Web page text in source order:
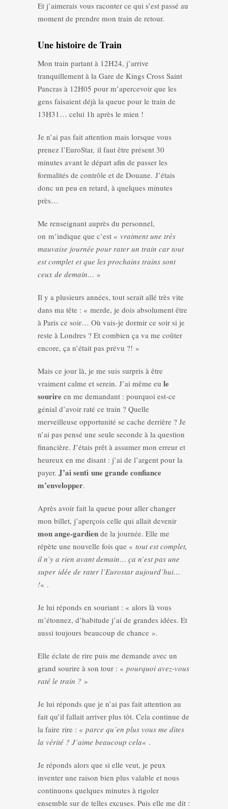
Et j’aimerais vous raconter ce qui s’est passé au
moment de prendre mon train de retour.
Une histoire de Train
Mon train partant à 12H24, j’arrive
tranquillement à la Gare de Kings Cross Saint
Pancras à 12H05 pour m’apercevoir que les
gens faisaient déjà la queue pour le train de
13H31… celui 1h après le mien !
Je n’ai pas fait attention mais lorsque vous
prenez l’EuroStar, il faut être présent 30
minutes avant le départ afin de passer les
formalités de contrôle et de Douane. J’étais
donc un peu en retard, à quelques minutes
près…
Me renseignant auprès du personnel,
on m’indique que c’est « vraiment une très
mauvaise journée pour rater un train car tout
est complet et que les prochains trains sont
ceux de demain… »
Il y a plusieurs années, tout serait allé très vite
dans ma tête : « merde, je dois absolument être
à Paris ce soir… Où vais-je dormir ce soir si je
reste à Londres ? Et combien ça va me coûter
encore, ça n’était pas prévu ?! »
Mais ce jour là, je me suis surpris à être
vraiment calme et serein. J’ai même eu le
sourire en me demandant : pourquoi est-ce
génial d’avoir raté ce train ? Quelle
merveilleuse opportunité se cache derrière ? Je
n’ai pas pensé une seule seconde à la question
financière. J’étais prêt à assumer mon erreur et
heureux en me disant : j’ai de l’argent pour la
payer. J’ai senti une grande confiance
m’envelopper.
Après avoir fait la queue pour aller changer
mon billet, j’aperçois celle qui allait devenir
mon ange-gardien de la journée. Elle me
répète une nouvelle fois que « tout est complet,
il n’y a rien avant demain… ça n’est pas une
super idée de rater l’Eurostar aujourd’hui…
!« .
Je lui réponds en souriant : « alors là vous
m’étonnez, d’habitude j’ai de grandes idées. Et
aussi toujours beaucoup de chance ».
Elle éclate de rire puis me demande avec un
grand sourire à son tour : « pourquoi avez-vous
raté le train ? »
Je lui réponds que je n’ai pas fait attention au
fait qu’il fallait arriver plus tôt. Cela continue de
la faire rire : « parce qu’en plus vous me dites
la vérité ? J’aime beaucoup cela« .
Je réponds alors que si elle veut, je peux
inventer une raison bien plus valable et nous
continuons quelques minutes à rigoler
ensemble sur de telles excuses. Puis elle me dit :